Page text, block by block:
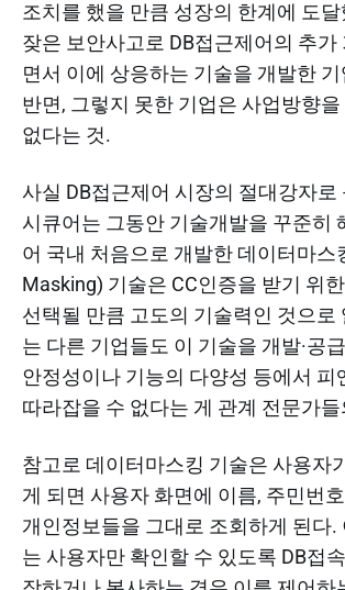
조치를 했을 만큼 성장의 한계에 도
잦은 보안사고로 DB접근제어의 추가
면서 이에 상응하는 기술을 개발한
반면, 그렇지 못한 기업은 사업방향
없다는 것.​
사실 DB접근제어 시장의 절대강자로
시큐어는 그동안 기술개발을 꾸준히
어 국내 처음으로 개발한 데이터마스
Masking) 기술은 CC인증을 받기 위
선택될 만큼 고도의 기술력인 것으로
는 다른 기업들도 이 기술을 개발·공
안정성이나 기능의 다양성 등에서 피
따라잡을 수 없다는 게 관계 전문가
참고로 데이터마스킹 기술은 사용자
게 되면 사용자 화면에 이름, 주민번
개인정보들을 그대로 조회하게 된다.
는 사용자만 확인할 수 있도록 DB접